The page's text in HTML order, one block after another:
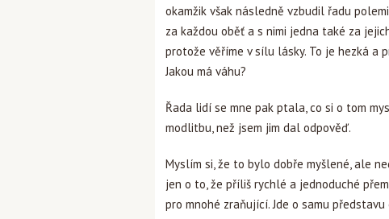
okamžik však následně vzbudil řadu
za každou oběť a s nimi jedna také za
protože věříme v sílu lásky. To je hezká a
Jakou má váhu?
Řada lidí se mne pak ptala, co si o tom
modlitbu, než jsem jim dal odpověď.
Myslím si, že to bylo dobře myšlené, ale
jen o to, že příliš rychlé a jednoduché
pro mnohé zraňující. Jde o samu